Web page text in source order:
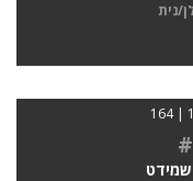
נית
#
שמידט